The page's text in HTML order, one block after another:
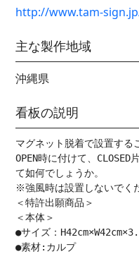
http://www.tam-
主な製作地域
沖縄県
看板の説明
マグネット脱着で設置する
OPEN時に付けて、
て如何でしょうか。
※強風時は設置しないでく
＜特許出願商品＞
＜本体＞
●サイズ：
●素材:カルプ